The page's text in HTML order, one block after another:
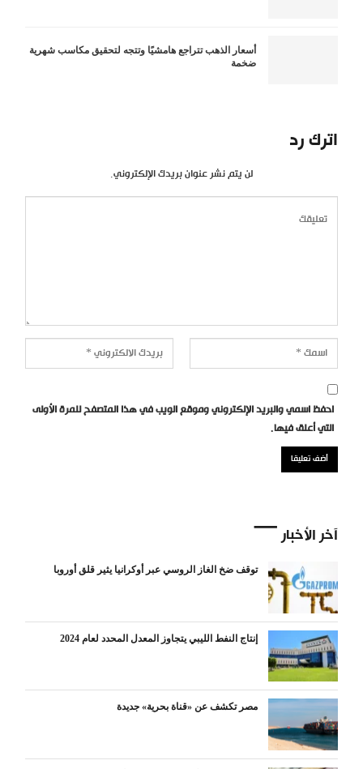
أسعار الذهب تتراجع هامشيًا وتتجه لتحقيق مكاسب شهرية
ضخمة
اترك رد
لن يتم نشر عنوان بريدك الإلكتروني.
احفظ اسمي والبريد الإلكتروني وموقع الويب في هذا المتصفح للمرة الأولى
التي أعلق فيها.
آخر الأخبار
توقف ضخ الغاز الروسي عبر أوكرانيا يثير قلق أوروبا
إنتاج النفط الليبي يتجاوز المعدل المحدد لعام 2024
مصر تكشف عن «قناة بحرية» جديدة